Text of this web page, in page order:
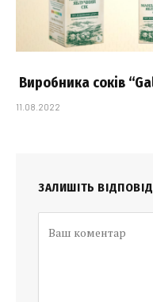
Виробника соків
11.08.2022
ЗАЛИШІТЬ